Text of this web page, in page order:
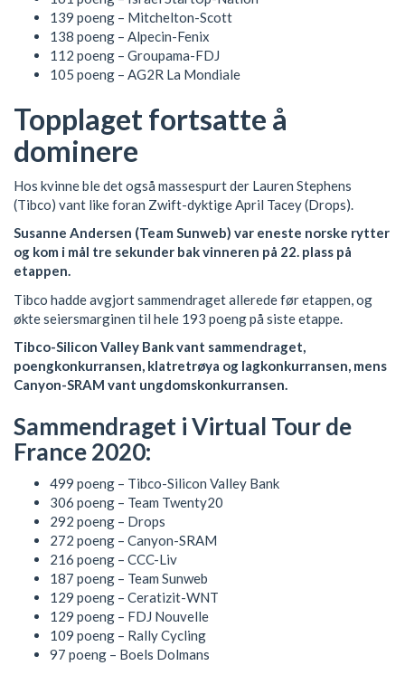
139 poeng – Mitchelton-Scott
138 poeng – Alpecin-Fenix
112 poeng – Groupama-FDJ
105 poeng – AG2R La Mondiale
Topplaget fortsatte å
dominere
Hos kvinne ble det også massespurt der Lauren Stephens
(Tibco) vant like foran Zwift-dyktige April Tacey (Drops).
Susanne Andersen (Team Sunweb) var eneste norske rytter
og kom i mål tre sekunder bak vinneren på 22. plass på
etappen.
Tibco hadde avgjort sammendraget allerede før etappen, og
økte seiersmarginen til hele 193 poeng på siste etappe.
Tibco-Silicon Valley Bank vant sammendraget,
poengkonkurransen, klatretrøya og lagkonkurransen, mens
Canyon-SRAM vant ungdomskonkurransen.
Sammendraget i Virtual Tour de
France 2020:
499 poeng – Tibco-Silicon Valley Bank
306 poeng – Team Twenty20
292 poeng – Drops
272 poeng – Canyon-SRAM
216 poeng – CCC-Liv
187 poeng – Team Sunweb
129 poeng – Ceratizit-WNT
129 poeng – FDJ Nouvelle
109 poeng – Rally Cycling
97 poeng – Boels Dolmans